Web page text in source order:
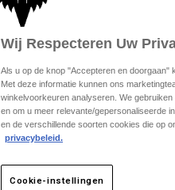
Wij Respecteren Uw
Als u op de knop "Accepteren en doorgaan"
Met deze informatie kunnen ons
winkelvoorkeuren analyseren. We
en om u meer relevante/gepersonaliseerde
en de verschillende soorten cookies die op
privacybeleid.
Cookie-instellingen